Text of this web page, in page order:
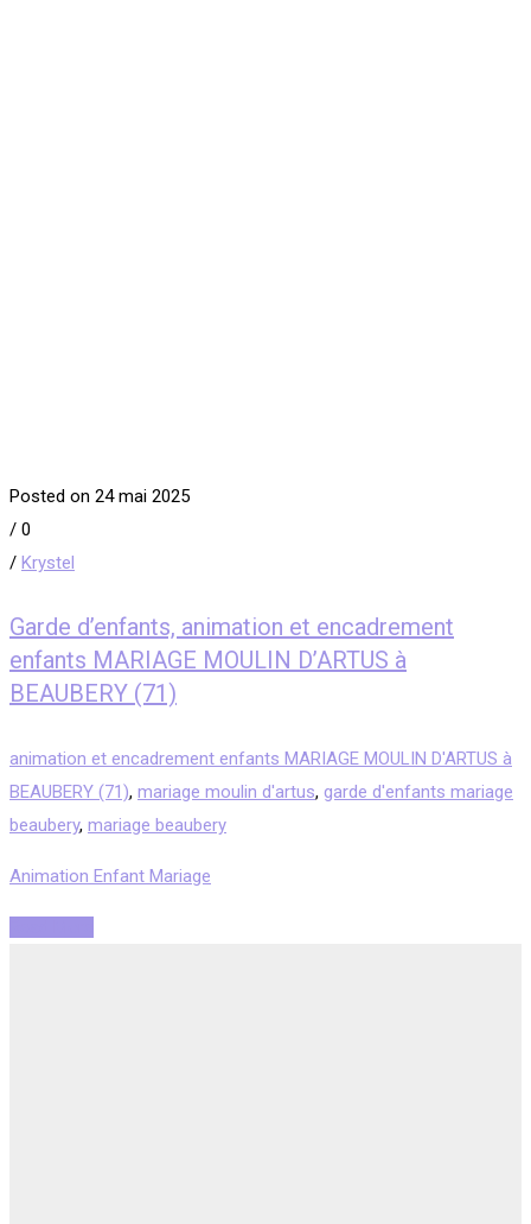
Posted on 24 mai 2025
/ 0
/ Krystel
Garde d’enfants, animation et encadrement
enfants MARIAGE MOULIN D’ARTUS à
BEAUBERY (71)
animation et encadrement enfants MARIAGE MOULIN D'ARTUS à
BEAUBERY (71), mariage moulin d'artus, garde d'enfants mariage
beaubery, mariage beaubery
Animation Enfant Mariage